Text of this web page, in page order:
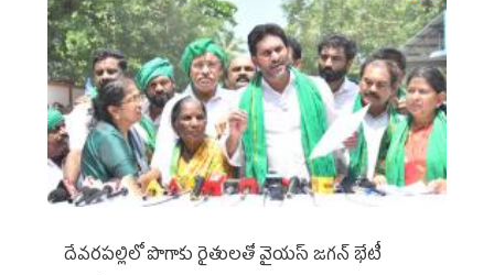
దేవరపల్లిలో పొగాకు రైతులతో వైయస్ జగన్ భేటీ